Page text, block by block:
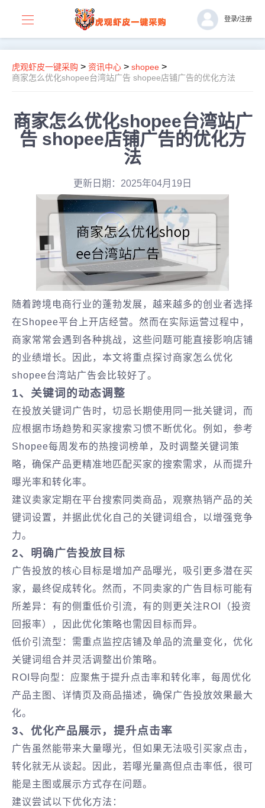
登录/注册
虎观虾皮一键采购 > 资讯中心 > shopee >
商家怎么优化shopee台湾站广告 shopee店铺广告的优化方法
商家怎么优化shopee台湾站广
告 shopee店铺广告的优化方
法
更新日期：2025年04月19日
随着跨境电商行业的蓬勃发展，越来越多的创业者选择
在Shopee平台上开店经营。然而在实际运营过程中，
商家常常会遇到各种挑战，这些问题可能直接影响店铺
的业绩增长。因此，本文将重点探讨商家怎么优化
shopee台湾站广告会比较好了。
1、关键词的动态调整
在投放关键词广告时，切忌长期使用同一批关键词，而
应根据市场趋势和买家搜索习惯不断优化。例如，参考
Shopee每周发布的热搜词榜单，及时调整关键词策
略，确保产品更精准地匹配买家的搜索需求，从而提升
曝光率和转化率。
建议卖家定期在平台搜索同类商品，观察热销产品的关
键词设置，并据此优化自己的关键词组合，以增强竞争
力。
2、明确广告投放目标
广告投放的核心目标是增加产品曝光，吸引更多潜在买
家，最终促成转化。然而，不同卖家的广告目标可能有
所差异：有的侧重低价引流，有的则更关注ROI（投资
回报率），因此优化策略也需因目标而异。
低价引流型‌：需重点监控店铺及单品的流量变化，优化
关键词组合并灵活调整出价策略。
ROI导向型‌：应聚焦于提升点击率和转化率，每周优化
产品主图、详情页及商品描述，确保广告投放效果最大
化。
3、优化产品展示，提升点击率
广告虽然能带来大量曝光，但如果无法吸引买家点击，
转化就无从谈起。因此，若曝光量高但点击率低，很可
能是主图或展示方式存在问题。
建议尝试以下优化方法：